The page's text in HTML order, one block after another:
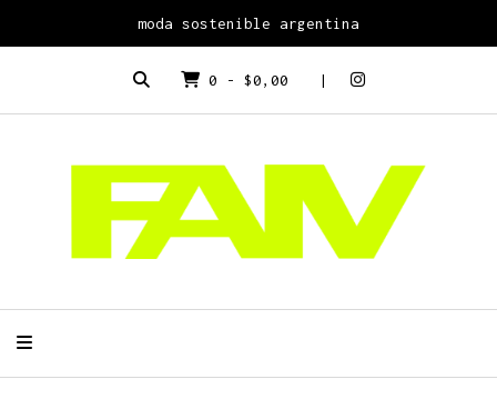
moda sostenible argentina
0 - $0,00